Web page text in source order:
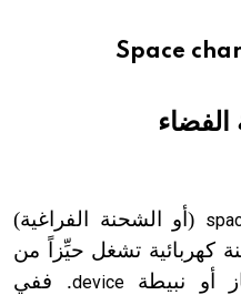
جديدة في عام 2026
Space
(أو الشحنة الفراغية)
تشغل حيِّزاً من
أو نبيطةdevice. ففي